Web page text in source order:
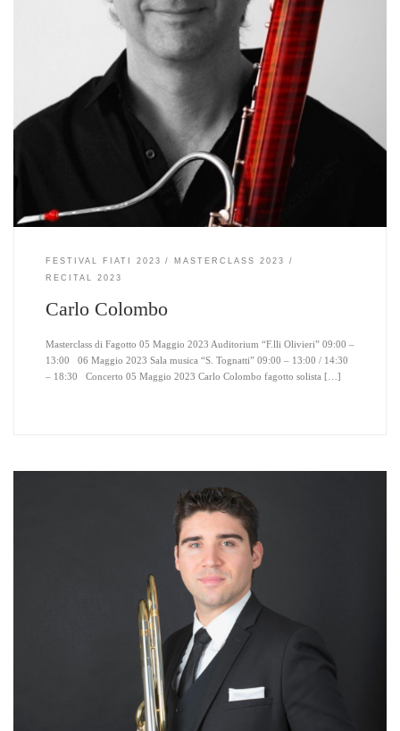
FESTIVAL FIATI 2023
MASTERCLASS 2023
RECITAL 2023
Carlo Colombo
Masterclass di Fagotto 05 Maggio 2023 Auditorium “F.lli Olivieri” 09:00 –
13:00 06 Maggio 2023 Sala musica “S. Tognatti” 09:00 – 13:00 / 14:30
– 18:30 Concerto 05 Maggio 2023 Carlo Colombo fagotto solista […]